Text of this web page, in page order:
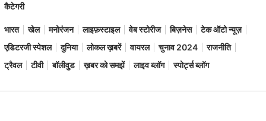
कैटेगरी
भारत खेल मनोरंजन लाइफ़स्टाइल वेब स्टोरीज बिज़नेस
टेक ऑटो न्यूज़
एडिटरजी स्पेशल
दुनिया लोकल ख़बरें वायरल चुनाव 2024
राजनीति
ट्रैवल
टीवी बॉलीवुड ख़बर को समझें लाइव ब्लॉग स्पोर्ट्स ब्लॉग